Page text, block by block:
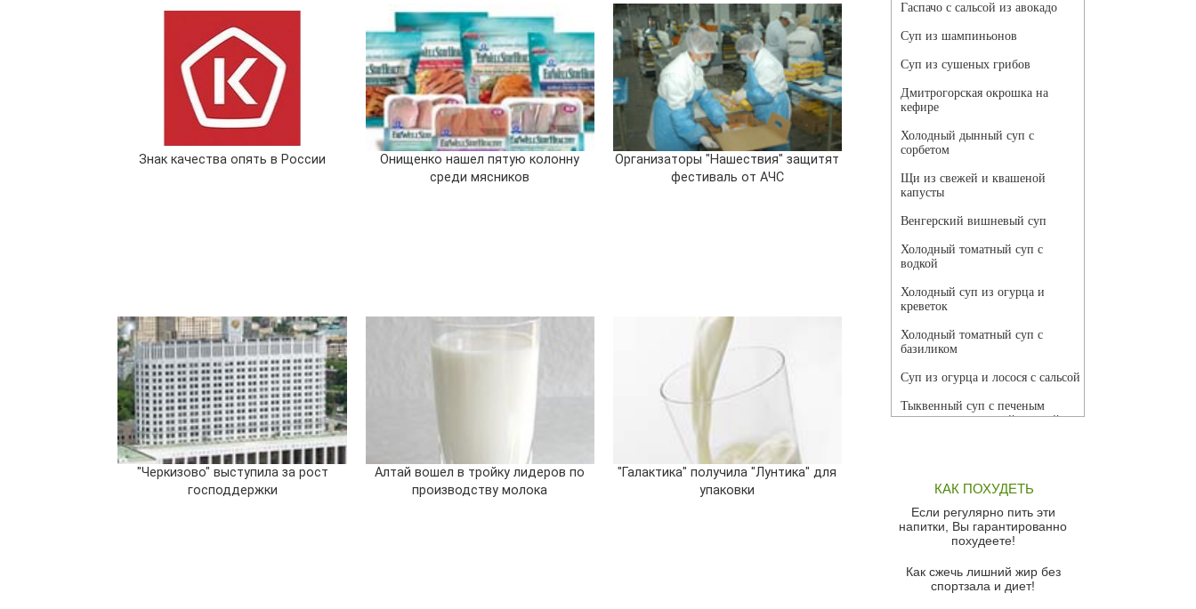
Знак качества опять в России
Онищенко нашел пятую колонну
среди мясников
Организаторы "Нашествия" защитят
фестиваль от АЧС
"Черкизово" выступила за рост
господдержки
Алтай вошел в тройку лидеров по
производству молока
"Галактика" получила "Лунтика" для
упаковки
Гаспачо с сальсой из авокадо
Суп из шампиньонов
Суп из сушеных грибов
Дмитрогорская окрошка на
кефире
Холодный дынный суп с
сорбетом
Щи из свежей и квашеной
капусты
Венгерский вишневый суп
Холодный томатный суп с
водкой
Холодный суп из огурца и
креветок
Холодный томатный суп с
базиликом
Суп из огурца и лосося с сальсой
Тыквенный суп с печеным
чесноком и томатной сальсой
красного перца
Парижский луковый суп
Суп из спаржи и горошка с
Суп-крем из цветной капусты
КАК ПОХУДЕТЬ
Если регулярно пить эти
напитки, Вы гарантированно
похудеете!
Как сжечь лишний жир без
спортзала и диет!